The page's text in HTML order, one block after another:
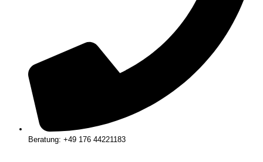
Beratung: +49 176 44221183